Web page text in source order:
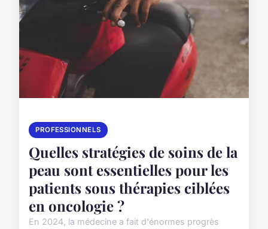
PROFESSIONNELS
Quelles stratégies de soins de la
peau sont essentielles pour les
patients sous thérapies ciblées
en oncologie ?
En 2024, la médecine a fait d'énormes progrès